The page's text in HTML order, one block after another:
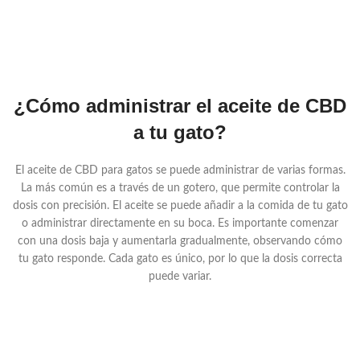
¿Cómo administrar el aceite de CBD
a tu gato?
El aceite de CBD para gatos se puede administrar de varias formas.
La más común es a través de un gotero, que permite controlar la
dosis con precisión. El aceite se puede añadir a la comida de tu gato
o administrar directamente en su boca. Es importante comenzar
con una dosis baja y aumentarla gradualmente, observando cómo
tu gato responde. Cada gato es único, por lo que la dosis correcta
puede variar.